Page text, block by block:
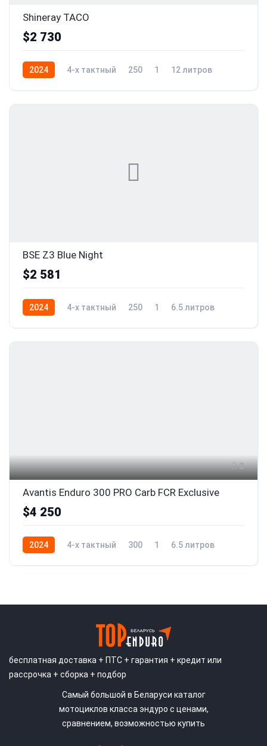
Shineray TACO
$2 730
2024 4-x тактный 250 1
12 литров
BSE Z3 Blue Night
$2 581
2024 4-x тактный 250 1
6.5 литров
2
Avantis Enduro 300 PRO Carb FCR Exclusive
$4 250
2024 4-x тактный 300 1
6.5 литров
бесплатная доставка + ПТС + гарантия + кредит или
рассрочка + сборка + подбор
Самый большой в Беларуси каталог
мотоциклов класса эндуро с ценами,
сравнением, возможностью купить